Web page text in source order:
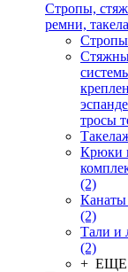
Стропы,
ремни,
тросы
Крюки
(2)
Канаты
(2)
Тали и
(2)
+ ЕЩЕ